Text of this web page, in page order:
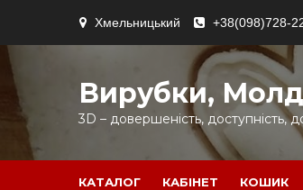
content
Хмельницький +38(098)728-
Вирубки,
3D – довершеність, доступність,
КАТАЛОГ КАБІНЕТ КОШИК